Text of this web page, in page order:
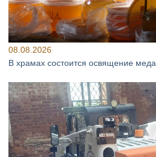
08.08.2026
В храмах состоится освящение меда